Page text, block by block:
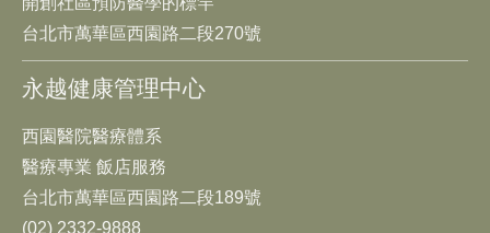
台北市萬華區西園路二段270號
永越健康管理中心
西園醫院醫療體系
醫療專業 飯店服務
台北市萬華區西園路二段189號
(02) 2332-9888